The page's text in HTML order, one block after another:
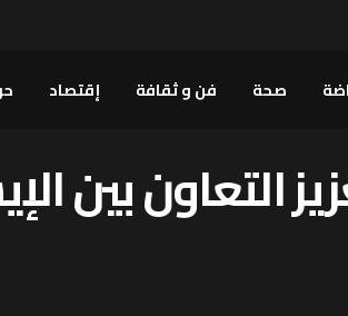
صحة فن و ثقافة إقتصاد
التعاون بين